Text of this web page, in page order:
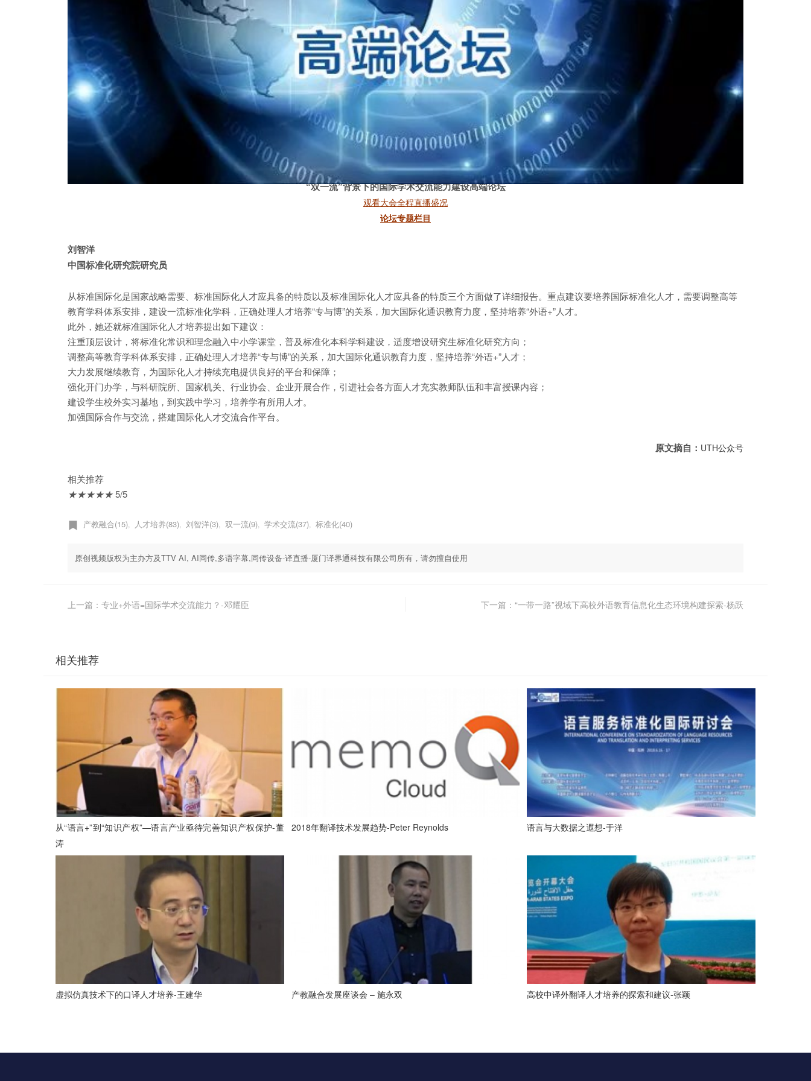
国际化背景下标准化人才的培养-刘智洋
“双一流”背景下的国际学术交流能力建设高端论坛
观看大会全程直播盛况
论坛专题栏目
刘智洋
中国标准化研究院研究员
从标准国际化是国家战略需要、标准国际化人才应具备的特质以及标准国际化人才应具备的特质三个方面做了详细报告。重点建议要培养国际标准化人才，需要调整高等
教育学科体系安排，建设一流标准化学科，正确处理人才培养“专与博”的关系，加大国际化通识教育力度，坚持培养“外语+”人才。
此外，她还就标准国际化人才培养提出如下建议：
注重顶层设计，将标准化常识和理念融入中小学课堂，普及标准化本科学科建设，适度增设研究生标准化研究方向；
调整高等教育学科体系安排，正确处理人才培养“专与博”的关系，加大国际化通识教育力度，坚持培养“外语+”人才；
大力发展继续教育，为国际化人才持续充电提供良好的平台和保障；
强化开门办学，与科研院所、国家机关、行业协会、企业开展合作，引进社会各方面人才充实教师队伍和丰富授课内容；
建设学生校外实习基地，到实践中学习，培养学有所用人才。
加强国际合作与交流，搭建国际化人才交流合作平台。
原文摘自： UTH公众号
相关推荐
★★★★★5/5
产教融合(15) 人才培养(83) 刘智洋(3) 双一流(9) 学术交流(37) 标准化(40)
原创视频版权为主办方及TTV AI, AI同传,多语字幕,同传设备-译直播-厦门译界通科技有限公司所有，请勿擅自使用
上一篇：专业+外语=国际学术交流能力？-邓耀臣 下一篇：“一带一路”视域下高校外语教育信息化生态环境构建探索-杨跃
相关推荐
从“语言+”到“知识产权”—语言产业亟待完善知识产权保护-董
涛
2018年翻译技术发展趋势-Peter Reynolds 语言与大数据之遐想-于洋
虚拟仿真技术下的口译人才培养-王建华 产教融合发展座谈会 – 施永双 高校中译外翻译人才培养的探索和建议-张颖